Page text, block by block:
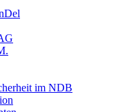
­im NDB